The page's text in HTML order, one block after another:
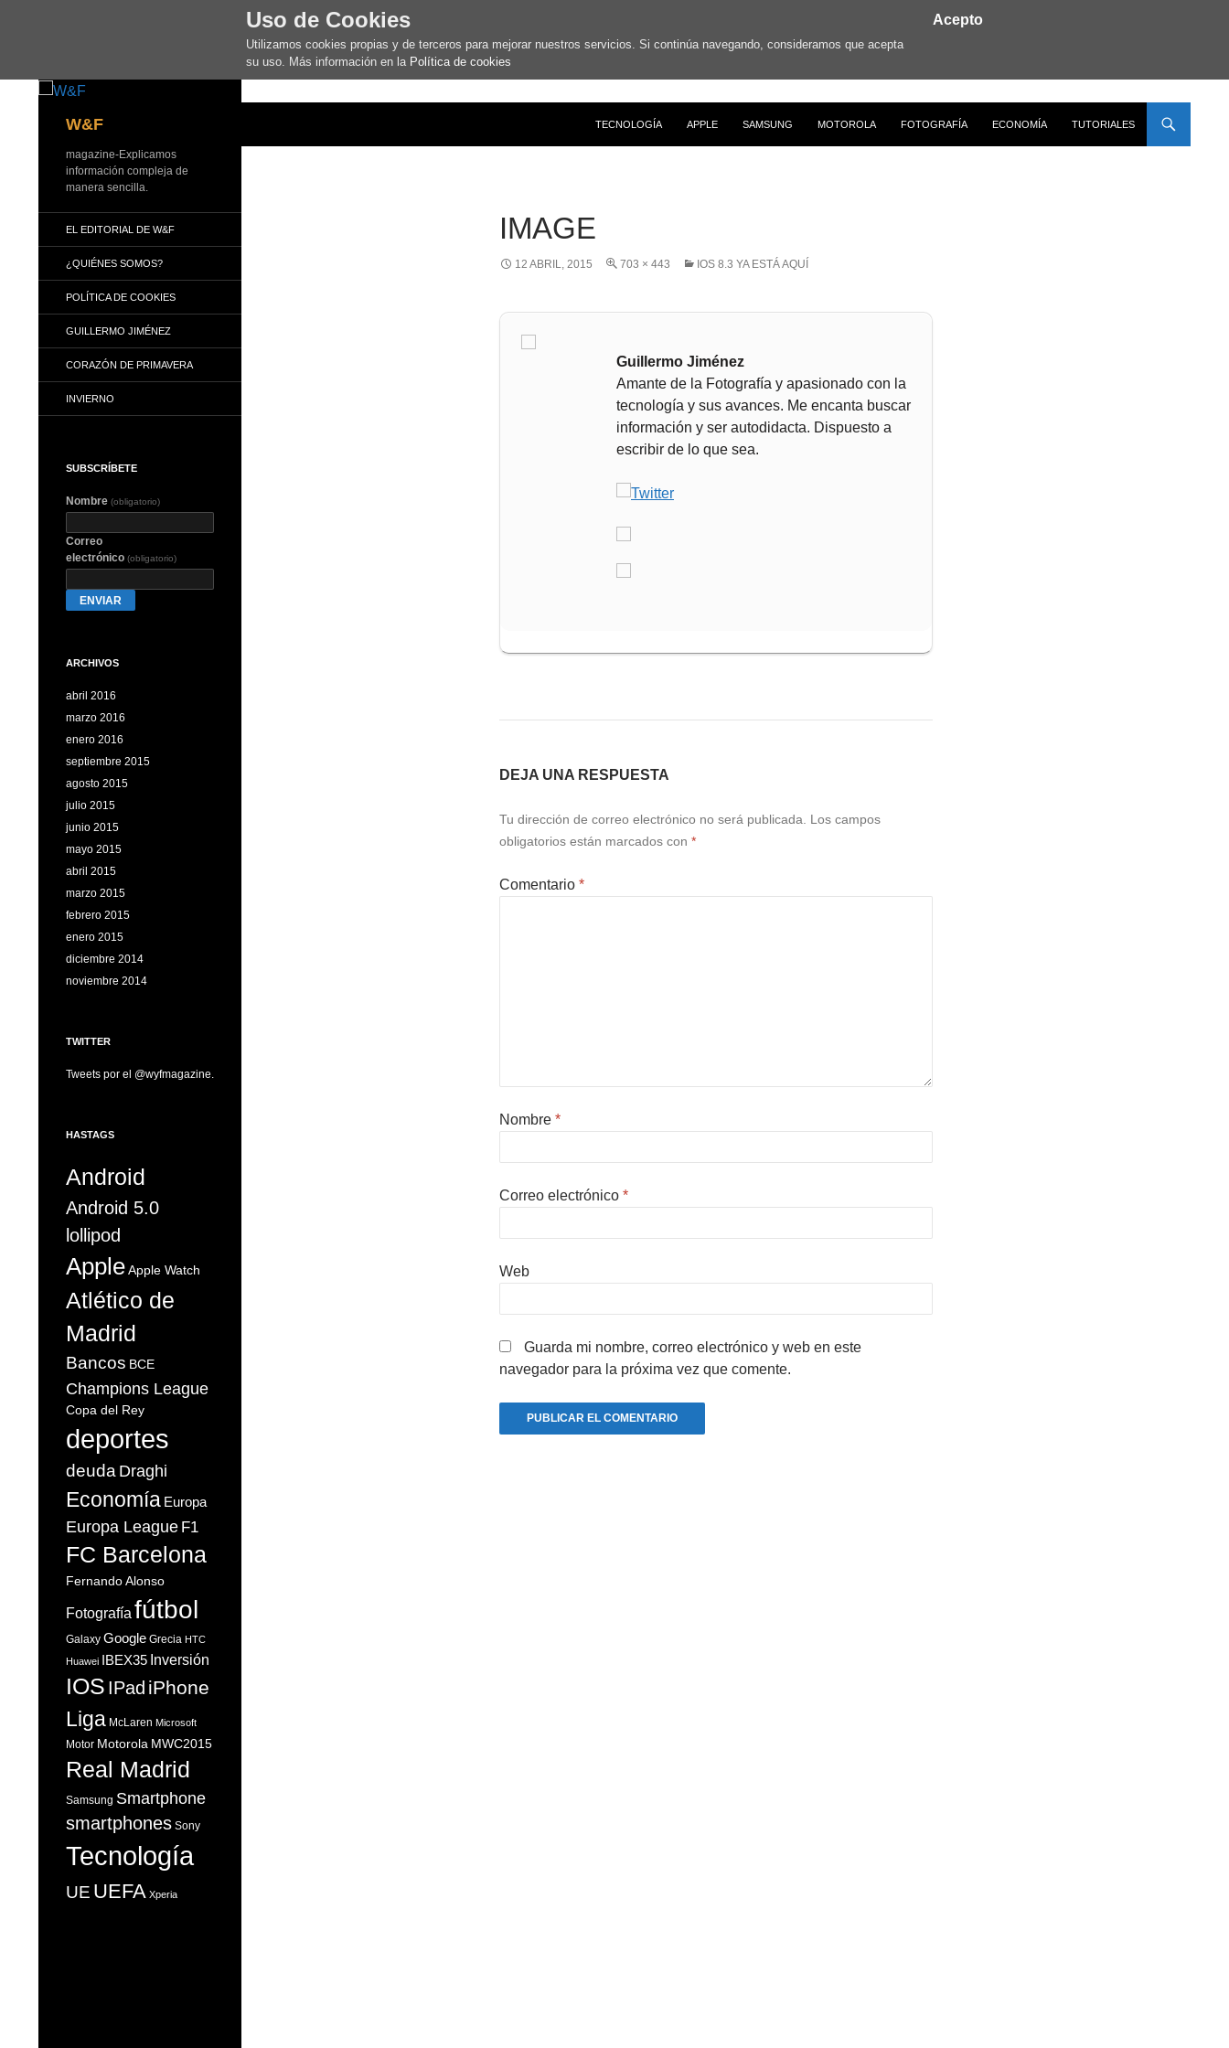
Uso de Cookies
Utilizamos cookies propias y de terceros para mejorar nuestros servicios. Si continúa navegando, consideramos que acepta
su uso. Más información en la Política de cookies
Acepto
W&F
TECNOLOGÍA
APPLE SAMSUNG MOTOROLA FOTOGRAFÍA ECONOMÍA TUTORIALES
IMAGE
12 ABRIL, 2015 703 × 443 IOS 8.3 YA ESTÁ AQUÍ
Guillermo Jiménez
Amante de la Fotografía y apasionado con la
tecnología y sus avances. Me encanta buscar
información y ser autodidacta. Dispuesto a
escribir de lo que sea.
DEJA UNA RESPUESTA
Tu dirección de correo electrónico no será publicada.
Los campos
obligatorios están marcados con *
Comentario *
Nombre *
Correo electrónico *
Web
Guarda mi nombre, correo electrónico y web en este
navegador para la próxima vez que comente.
magazine-Explicamos
información compleja de
manera sencilla.
EL EDITORIAL DE W&F
¿QUIÉNES SOMOS?
POLÍTICA DE COOKIES
GUILLERMO JIMÉNEZ
CORAZÓN DE PRIMAVERA
INVIERNO
SUBSCRÍBETE
Nombre (obligatorio)
Correo
electrónico (obligatorio)
ENVIAR
ARCHIVOS
abril 2016
marzo 2016
enero 2016
septiembre 2015
agosto 2015
julio 2015
junio 2015
mayo 2015
abril 2015
marzo 2015
febrero 2015
enero 2015
diciembre 2014
noviembre 2014
TWITTER
Tweets por el @wyfmagazine.
HASTAGS
Android
Android 5.0
lollipod
AppleApple Watch
Atlético de
Madrid
Bancos BCE
Champions League
Copa del Rey
deportes
deuda Draghi
Economía Europa
Europa League F1
FC Barcelona
Fernando Alonso
Fotografía fútbol
Galaxy Google Grecia HTC
Huawei IBEX35 Inversión
IOS IPad iPhone
Liga McLaren Microsoft
Motor Motorola MWC2015
Real Madrid
Samsung Smartphone
smartphones Sony
Tecnología
UE UEFA Xperia